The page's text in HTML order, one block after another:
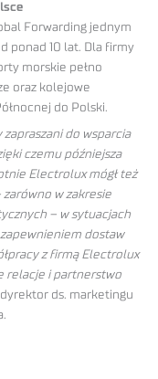
Forwarding jednym
ponad 10 lat. Dla firmy
morskie pełno
oraz kolejowe
do Polski.
do wsparcia
czemu późniejsza
Electrolux mógł też
w zakresie
– w sytuacjach
dostaw
z firmą Electrolux
relacje i partnerstwo
ds. marketingu